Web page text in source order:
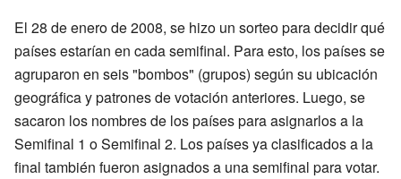
El 28 de enero de 2008, se hizo un sorteo para decidir qué
países estarían en cada semifinal. Para esto, los países se
agruparon en seis "bombos" (grupos) según su ubicación
geográfica y patrones de votación anteriores. Luego, se
sacaron los nombres de los países para asignarlos a la
Semifinal 1 o Semifinal 2. Los países ya clasificados a la
final también fueron asignados a una semifinal para votar.